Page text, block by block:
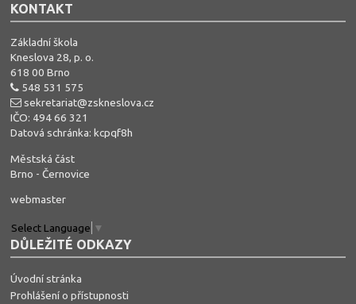
KONTAKT
Základní škola
Kneslova 28, p. o.
618 00 Brno
548 531 575
sekretariat@zskneslova.cz
IČO: 494 66 321
Datová schránka: kcpqf8h
Městská část
Brno - Černovice
webmaster
Select Language ▼
DŮLEŽITÉ ODKAZY
Úvodní stránka
Prohlášení o přístupnosti